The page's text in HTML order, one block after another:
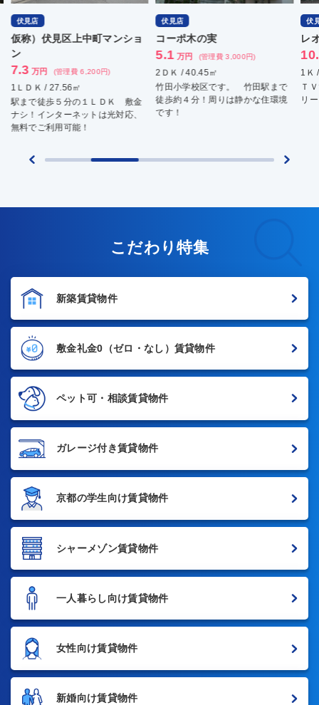
伏見店
仮称）伏見区上中町マンショ
ン
7.3 万円 (管理費 6,200円)
1ＬＤＫ / 27.56㎡
駅まで徒歩５分の１ＬＤＫ 敷金
ナシ！インターネットは光対応、
無料でご利用可能！
伏見店
コーポ木の実
5.1 万円 (管理費 3,000円)
2ＤＫ / 40.45㎡
竹田小学校区です。 竹田駅まで
徒歩約４分！周りは静かな住環境
です！
伏
レ
1Ｋ
Ｔ
リ
こだわり特集
新築賃貸物件
敷金礼金0 （ゼロ・なし）賃貸物件
ペット可・相談賃貸物件
ガレージ付き賃貸物件
京都の学生向け賃貸物件
シャーメゾン賃貸物件
一人暮らし向け賃貸物件
女性向け賃貸物件
新婚向け賃貸物件